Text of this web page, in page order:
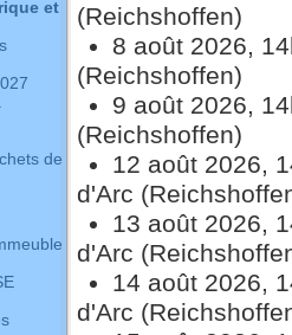
(Reichshoffen)
8 août 2026,
(Reichshoffen)
9 août 2026,
(Reichshoffen)
12 août 2026,
d'Arc
13 août 2026,
d'Arc
14 août 2026,
d'Arc
et
de